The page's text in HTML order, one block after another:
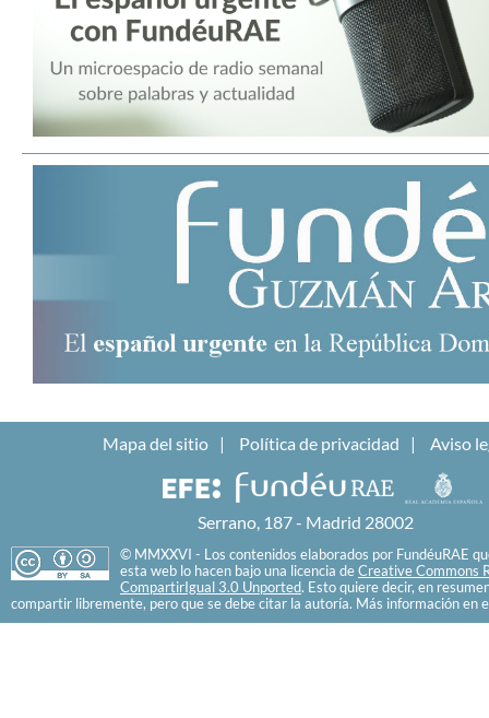
Mapa del sitio Política de privacidad Aviso
Serrano, 187 - Madrid 28002
© MMXXVI - Los contenidos elaborados por FundéuRAE
esta web lo hacen bajo una licencia de Creative Commons
CompartirIgual 3.0 Unported. Esto quiere decir, en
compartir libremente, pero que se debe citar la autoría. Más información en